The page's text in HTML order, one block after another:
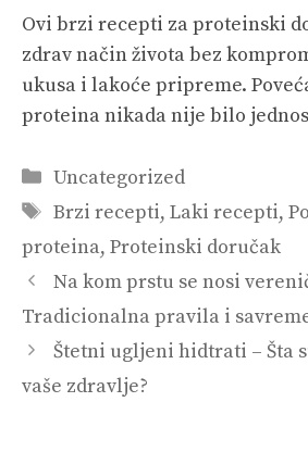
Ovi brzi recepti za proteinski
zdrav način života bez
ukusa i lakoće pripreme.
proteina nikada nije bilo
Categories
Uncategorized
Tags
Brzi recepti, Laki recepti,
proteina, Proteinski doručak
Na kom prstu se nosi
Tradicionalna pravila i
Štetni ugljeni hidtrati – Šta
vaše zdravlje?